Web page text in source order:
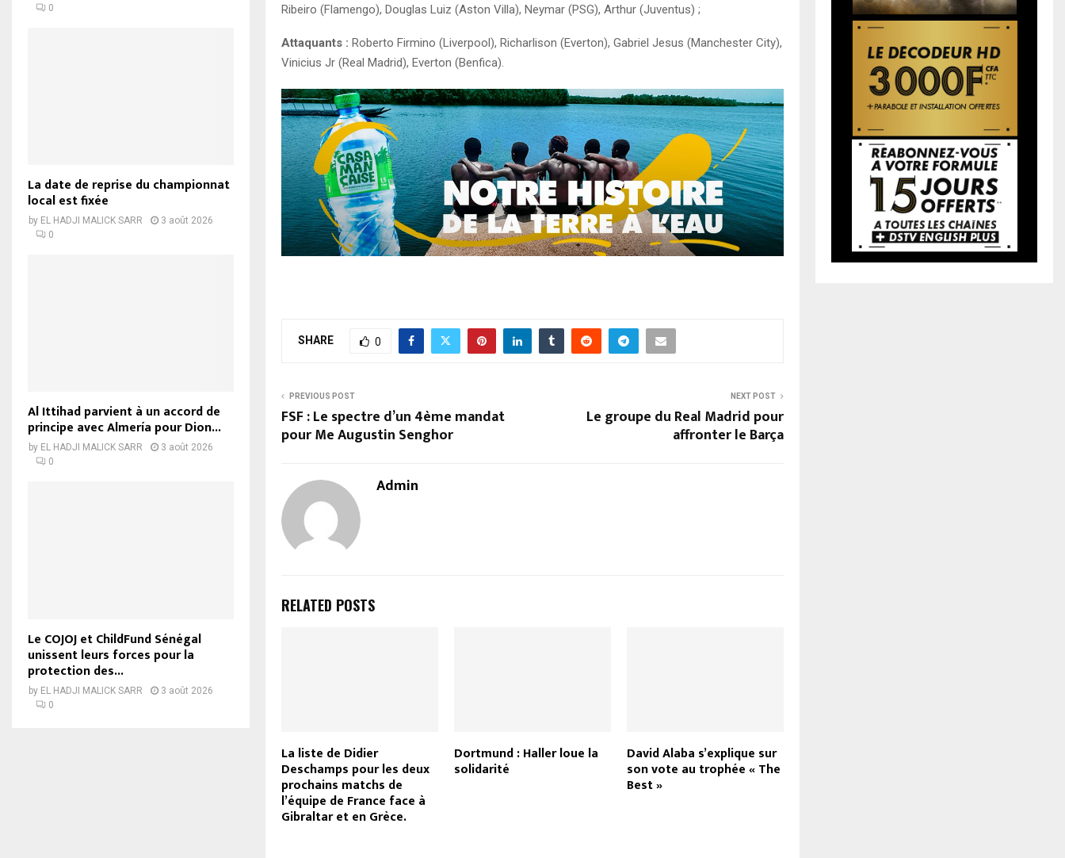
Ribeiro (Flamengo), Douglas Luiz (Aston Villa), Neymar (PSG), Arthur (Juventus) ;
Attaquants : Roberto Firmino (Liverpool), Richarlison (Everton), Gabriel Jesus (Manchester City),
Vinicius Jr (Real Madrid), Everton (Benfica).
SHARE 0
PREVIOUS POST
FSF : Le spectre d’un 4ème mandat
pour Me Augustin Senghor
NEXT POST
Le groupe du Real Madrid pour
affronter le Barça
Admin
RELATED POSTS
La liste de Didier
Deschamps pour les deux
prochains matchs de
l’équipe de France face à
Gibraltar et en Grèce.
Dortmund : Haller loue la
solidarité
David Alaba s’explique sur
son vote au trophée « The
Best »
0
La date de reprise du championnat
local est fixée
by EL HADJI MALICK SARR
3 août 2026
0
Al Ittihad parvient à un accord de
principe avec Almería pour Dion...
by EL HADJI MALICK SARR
3 août 2026
0
Le COJOJ et ChildFund Sénégal
unissent leurs forces pour la
protection des...
by EL HADJI MALICK SARR
3 août 2026
0